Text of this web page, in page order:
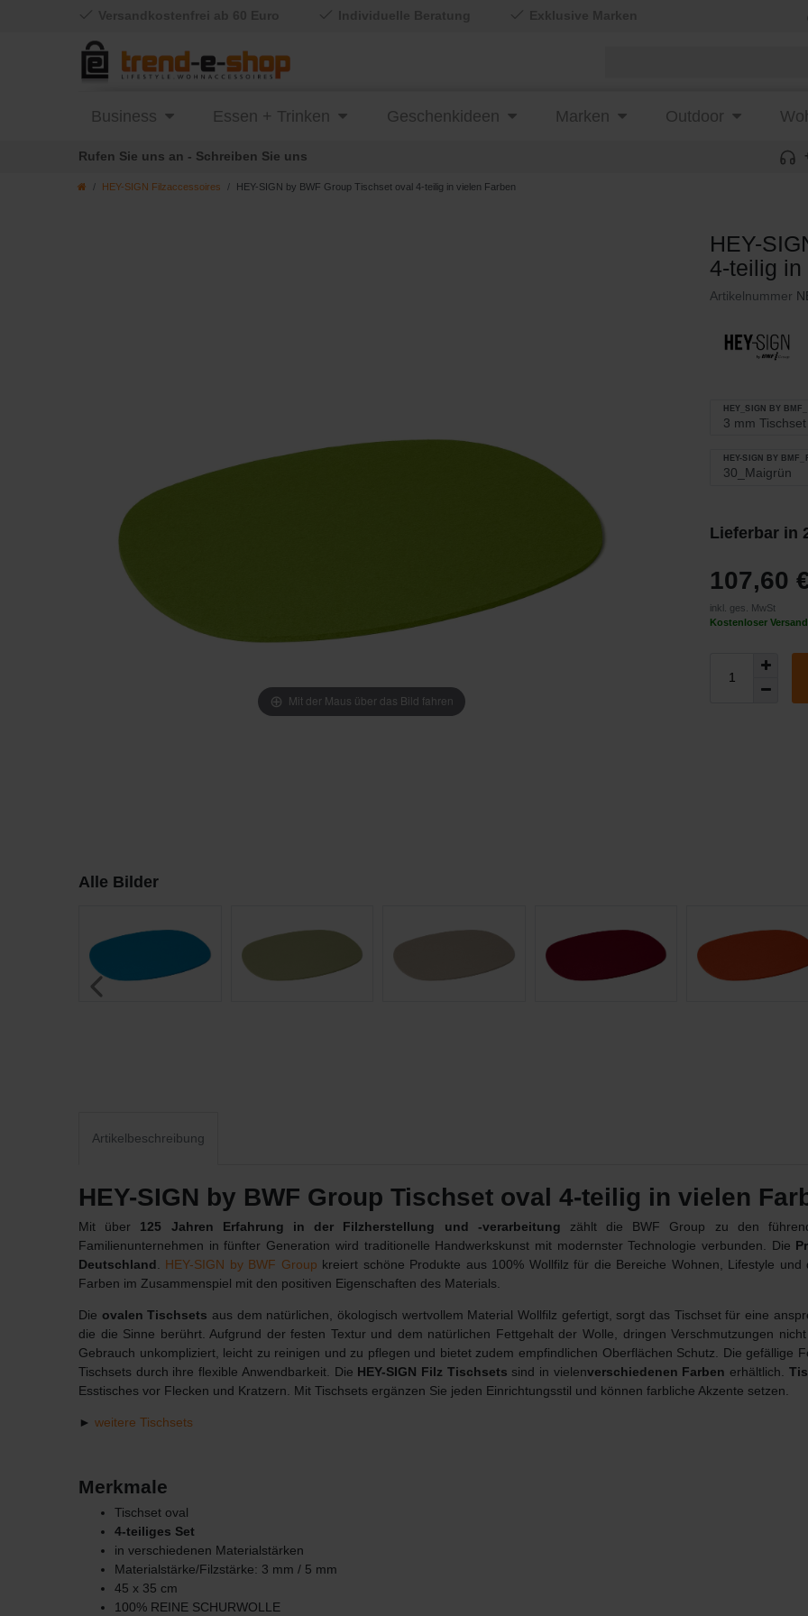
HEY-SIGN Filzaccessoires HEY-SIGN by BWF Group Tischset oval 4-teilig in vielen Farben
Business Essen + Trinken Geschenkideen Marken Outdoor
Rufen Sie uns an - Schreiben Sie uns
Mit der Maus über das Bild fahren
HEY-
4-teilig
Artikelnummer
HEY_SIGN BY
HEY-SIGN BY
Lieferbar in
107,60
inkl. ges. MwSt
Kostenloser Versand
Alle Bilder
Artikelbeschreibung
HEY-SIGN by BWF Group Tischset oval 4-teilig in vielen
Mit über 125 Jahren Erfahrung in der Filzherstellung und -verarbeitung zählt die BWF Group zu den
Familienunternehmen in fünfter Generation wird traditionelle Handwerkskunst mit modernster Technologie verbunden. Die
Deutschland. HEY-SIGN by BWF Group kreiert schöne Produkte aus 100% Wollfilz für die Bereiche Wohnen, Lifestyle
Farben im Zusammenspiel mit den positiven Eigenschaften des Materials.
Die ovalen Tischsets aus dem natürlichen, ökologisch wertvollem Material Wollfilz gefertigt, sorgt das Tischset für eine
die die Sinne berührt. Aufgrund der festen Textur und dem natürlichen Fettgehalt der Wolle, dringen Verschmutzungen
Gebrauch unkompliziert, leicht zu reinigen und zu pflegen und bietet zudem empfindlichen Oberflächen Schutz. Die gefällige
Tischsets durch ihre flexible Anwendbarkeit. Die HEY-SIGN Filz Tischsets sind in vielenverschiedenen Farben erhältlich.
Esstisches vor Flecken und Kratzern. Mit Tischsets ergänzen Sie jeden Einrichtungsstil und können farbliche Akzente setzen.
► weitere Tischsets
Merkmale
Tischset oval
4-teiliges Set
in verschiedenen Materialstärken
Materialstärke/Filzstärke: 3 mm / 5 mm
45 x 35 cm
100% REINE SCHURWOLLE